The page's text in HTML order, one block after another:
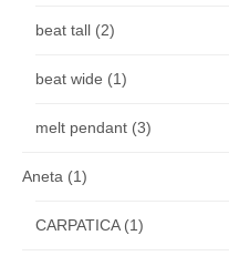
beat tall (2)
beat wide (1)
melt pendant (3)
Aneta (1)
CARPATICA(1)